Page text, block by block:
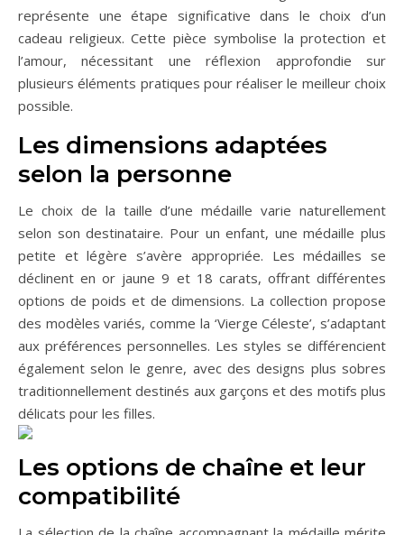
représente une étape significative dans le choix d’un
cadeau religieux. Cette pièce symbolise la protection et
l’amour, nécessitant une réflexion approfondie sur
plusieurs éléments pratiques pour réaliser le meilleur choix
possible.
Les dimensions adaptées
selon la personne
Le choix de la taille d’une médaille varie naturellement
selon son destinataire. Pour un enfant, une médaille plus
petite et légère s’avère appropriée. Les médailles se
déclinent en or jaune 9 et 18 carats, offrant différentes
options de poids et de dimensions. La collection propose
des modèles variés, comme la ‘Vierge Céleste’, s’adaptant
aux préférences personnelles. Les styles se différencient
également selon le genre, avec des designs plus sobres
traditionnellement destinés aux garçons et des motifs plus
délicats pour les filles.
Les options de chaîne et leur
compatibilité